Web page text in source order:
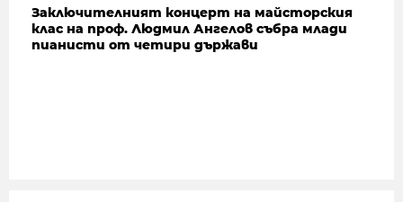
Заключителният концерт на майсторския
клас на проф. Людмил Ангелов събра млади
пианисти от четири държави